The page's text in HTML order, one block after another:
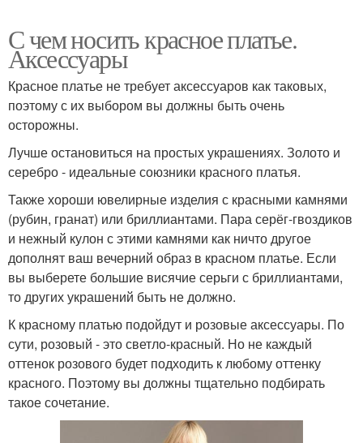
С чем носить красное платье.
Аксессуары
Красное платье не требует аксессуаров как таковых,
поэтому с их выбором вы должны быть очень
осторожны.
Лучше остановиться на простых украшениях. Золото и
серебро - идеальные союзники красного платья.
Также хороши ювелирные изделия с красными камнями
(рубин, гранат) или бриллиантами. Пара серёг-гвоздиков
и нежный кулон с этими камнями как ничто другое
дополнят ваш вечерний образ в красном платье. Если
вы выберете большие висячие серьги с бриллиантами,
то других украшений быть не должно.
К красному платью подойдут и розовые аксессуары. По
сути, розовый - это светло-красный. Но не каждый
оттенок розового будет подходить к любому оттенку
красного. Поэтому вы должны тщательно подбирать
такое сочетание.